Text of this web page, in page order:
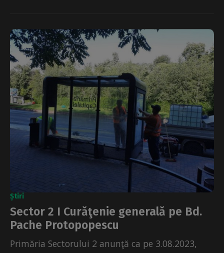
Știri
Sector 2 I Curăţenie generală pe Bd.
Pache Protopopescu
Primăria Sectorului 2 anunţă ca pe 3.08.2023,